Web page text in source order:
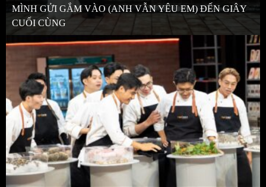
MÌNH GỬI GẮM VÀO (ANH VẪN YÊU EM) ĐẾN GIÂY
CUỐI CÙNG